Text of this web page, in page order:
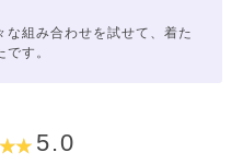
な組み合わせを試せて、着た
す。
5.0